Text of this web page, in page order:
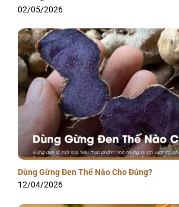
02/05/2026
Dùng Gừng Đen Thế Nào Cho Đúng?
12/04/2026